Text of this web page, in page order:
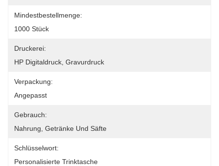
Mindestbestellmenge:
1000 Stück
Druckerei:
HP Digitaldruck, Gravurdruck
Verpackung:
Angepasst
Gebrauch:
Nahrung, Getränke Und Säfte
Schlüsselwort:
Personalisierte Trinktasche